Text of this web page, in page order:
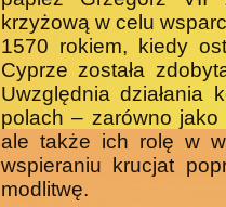
krzyżową w celu
1570 rokiem, kiedy
Cyprze została
Uwzględnia działania
polach – zarówno
ale także ich rolę w
wspieraniu krucjat
modlitwę.